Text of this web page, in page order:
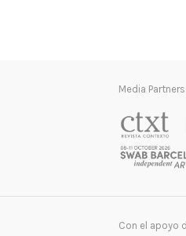
Media Partners:
Con el apoyo